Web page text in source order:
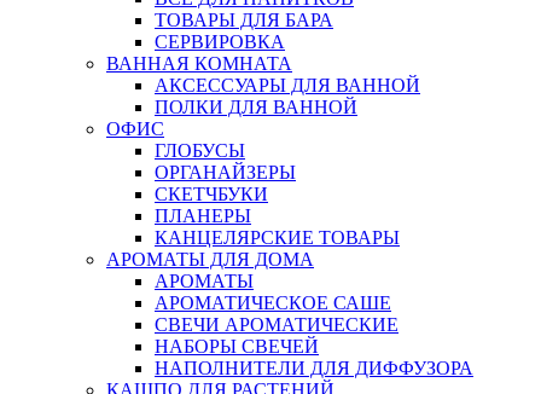
ТОВАРЫ ДЛЯ БАРА
СЕРВИРОВКА
ВАННАЯ КОМНАТА
АКСЕССУАРЫ ДЛЯ ВАННОЙ
ПОЛКИ ДЛЯ ВАННОЙ
ОФИС
ГЛОБУСЫ
ОРГАНАЙЗЕРЫ
СКЕТЧБУКИ
ПЛАНЕРЫ
КАНЦЕЛЯРСКИЕ ТОВАРЫ
АРОМАТЫ ДЛЯ ДОМА
АРОМАТЫ
АРОМАТИЧЕСКОЕ САШЕ
СВЕЧИ АРОМАТИЧЕСКИЕ
НАБОРЫ СВЕЧЕЙ
НАПОЛНИТЕЛИ ДЛЯ ДИФФУЗОРА
КАШПО ДЛЯ РАСТЕНИЙ